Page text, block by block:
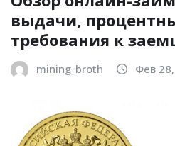
выдачи,
требования к
mining_broth Фев